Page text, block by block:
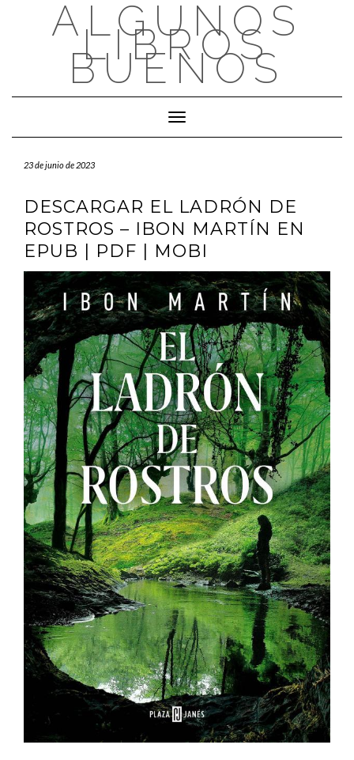
ALGUNOS
LIBROS
BUENOS
Cambiar modo de navegación
23 de junio de 2023
DESCARGAR EL LADRÓN DE
ROSTROS – IBON MARTÍN EN
EPUB | PDF | MOBI